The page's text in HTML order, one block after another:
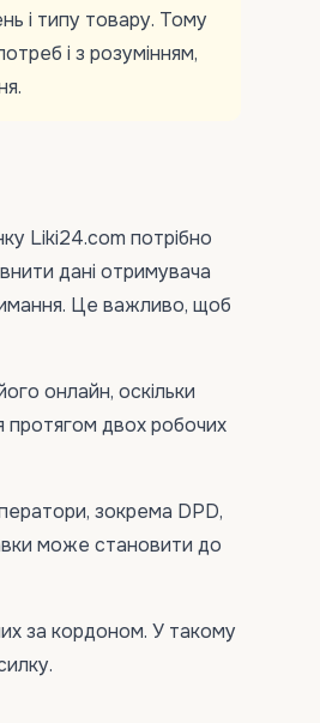
і типу товару. Тому
і з розумінням,
Liki24.com потрібно
дані отримувача
Це важливо, щоб
онлайн, оскільки
протягом двох робочих
зокрема DPD,
може становити до
за кордоном. У такому